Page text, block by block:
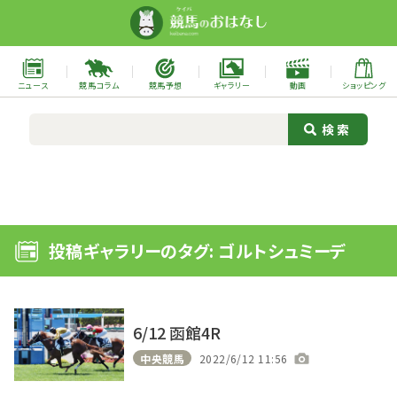
ニュース 競馬コラム 競馬予想 ギャラリー 動画 ショッピング
投稿ギャラリーのタグ: ゴルトシュミーデ
6/12 函館4R
中央競馬 2022/6/12 11:56